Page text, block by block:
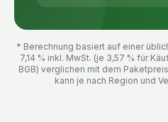
* Berechnung basiert auf einer
7,14 % inkl. MwSt. (je 3,57 % für
BGB) verglichen mit dem
kann je nach Region und